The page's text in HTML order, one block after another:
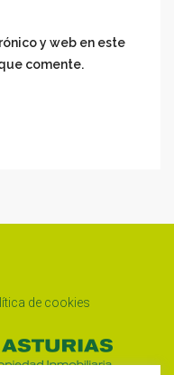
y web en este
comente.
de cookies